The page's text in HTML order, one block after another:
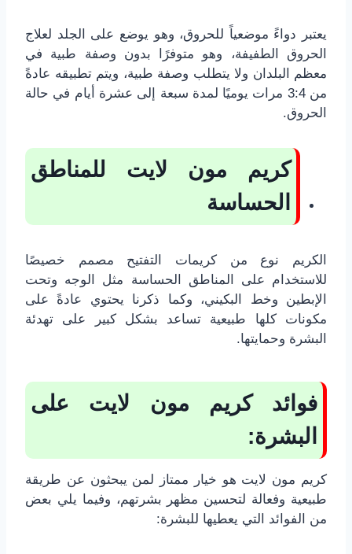
يعتبر دواءً موضعياً للحروق، وهو يوضع على الجلد لعلاج
الحروق الطفيفة، وهو متوفرًا بدون وصفة طبية في
معظم البلدان ولا يتطلب وصفة طبية، ويتم تطبيقه عادةً
من 3:4 مرات يوميًا لمدة سبعة إلى عشرة أيام في حالة
الحروق.
كريم مون لايت للمناطق
الحساسة
الكريم نوع من كريمات التفتيح مصمم خصيصًا
للاستخدام على المناطق الحساسة مثل الوجه وتحت
الإبطين وخط البكيني، وكما ذكرنا يحتوي عادةً على
مكونات كلها طبيعية تساعد بشكل كبير على تهدئة
البشرة وحمايتها.
فوائد كريم مون لايت على
البشرة:
كريم مون لايت هو خيار ممتاز لمن يبحثون عن طريقة
طبيعية وفعالة لتحسين مظهر بشرتهم، وفيما يلي بعض
من الفوائد التي يعطيها للبشرة: